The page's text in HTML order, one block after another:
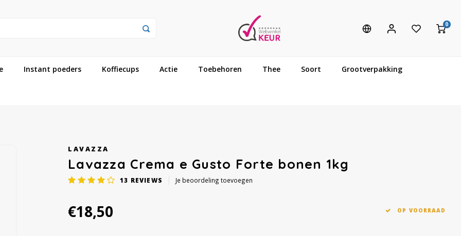
0
Instant poeders Koffiecups Actie Toebehoren Thee Soort Grootverpakking
LAVAZZA
Lavazza Crema e Gusto Forte bonen 1kg
13 REVIEWS Je beoordeling toevoegen
€18,50 OP VOORRAAD